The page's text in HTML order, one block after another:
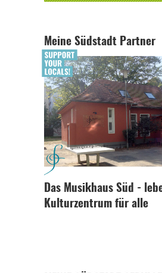
Meine Südstadt Partner
Das Musikhaus Süd -
Kulturzentrum für alle